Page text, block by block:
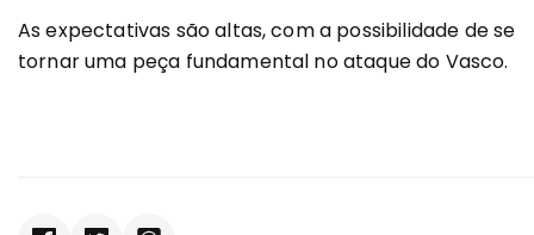
As expectativas são altas, com a possibilidade de se
tornar uma peça fundamental no ataque do Vasco.